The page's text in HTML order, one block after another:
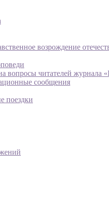
возрождение
вопросы читателей журнала
сообщения
поездки